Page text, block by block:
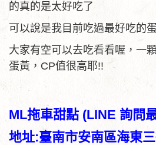
的真的是太好吃了
可以說是我目前吃過最好吃的
大家有空可以去吃看看喔，一
蛋黃，CP值很高耶!!
ML拖車甜點 (LINE 詢問
地址:臺南市安南區海東